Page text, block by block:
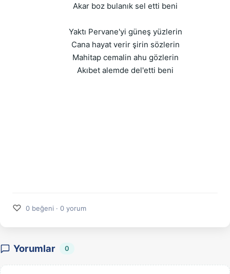
Akar boz bulanık sel etti beni
Yaktı Pervane'yi güneş yüzlerin
Cana hayat verir şirin sözlerin
Mahitap cemalin ahu gözlerin
Akıbet alemde del'etti beni
♡ 0 beğeni · 0 yorum
Yorumlar 0